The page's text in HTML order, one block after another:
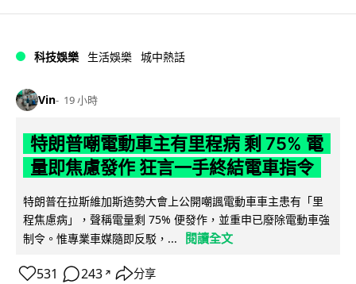
科技娛樂 生活娛樂 城中熱話
Vin 19 小時
特朗普嘲電動車主有里程病 剩 75% 電
量即焦慮發作 狂言一手終結電車指令
特朗普在拉斯維加斯造勢大會上公開嘲諷電動車車主患有「里
程焦慮病」，聲稱電量剩 75% 便發作，並重申已廢除電動車強
制令。惟專業車媒隨即反駁，...
閱讀全文
531 243 ↗ 分享